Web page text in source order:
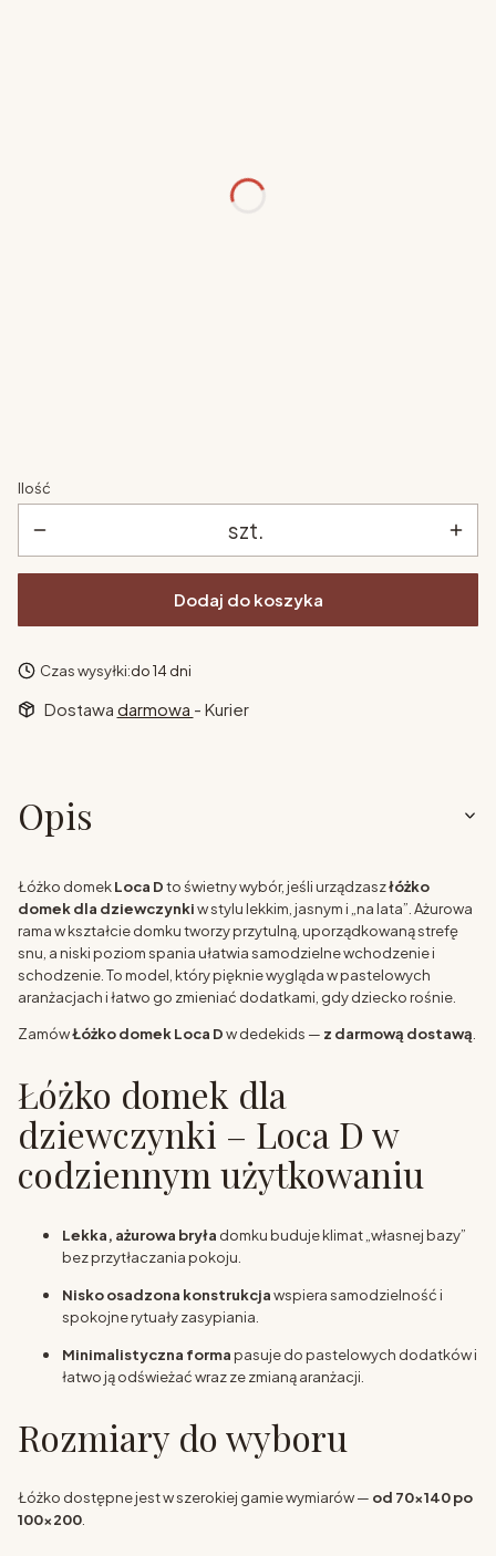
Ilość
szt.
Dodaj do koszyka
Czas wysyłki:do 14 dni
Dostawa darmowa - Kurier
Opis
Łóżko domekLoca Dto świetny wybór, jeśli urządzaszłóżko
domek dla dziewczynkiw stylu lekkim, jasnym i „na lata”. Ażurowa
rama w kształcie domku tworzy przytulną, uporządkowaną strefę
snu, a niski poziom spania ułatwia samodzielne wchodzenie i
schodzenie. To model, który pięknie wygląda w pastelowych
aranżacjach i łatwo go zmieniać dodatkami, gdy dziecko rośnie.
ZamówŁóżko domek Loca Dw dedekids — z darmową dostawą
Łóżko domek dla
dziewczynki – Loca D w
codziennym użytkowaniu
Lekka, ażurowa bryła domku buduje klimat „własnej bazy”
bez przytłaczania pokoju.
Nisko osadzona konstrukcjawspiera samodzielność i
spokojne rytuały zasypiania.
Minimalistyczna forma pasuje do pastelowych dodatków i
łatwo ją odświeżać wraz ze zmianą aranżacji.
Rozmiary do wyboru
Łóżko dostępne jest w szerokiej gamie wymiarów — od 70×140 po
100×200.